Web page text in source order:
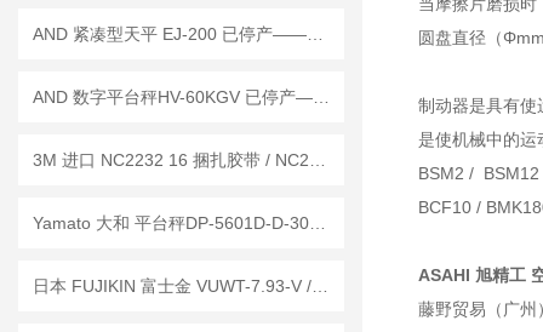
圆盘直径（
制动器是具有使
是使机械中的运
BSM2 /
BCF10 /
ASAHI 旭精工
藤野贸易（广州